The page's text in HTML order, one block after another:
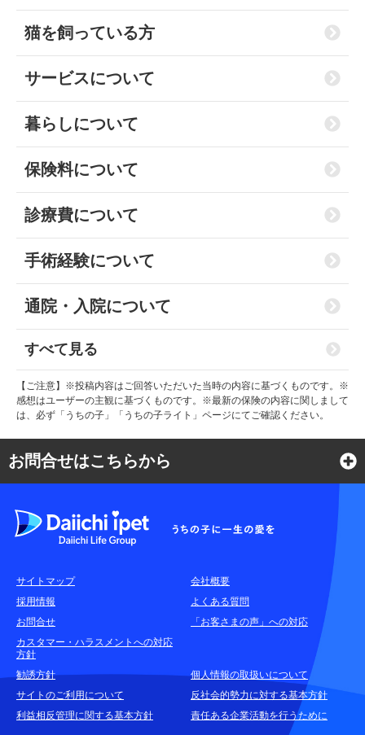
猫を飼っている方
サービスについて
暮らしについて
保険料について
診療費について
手術経験について
通院・入院について
すべて見る
【ご注意】※投稿内容はご回答いただいた当時の内容に基づくものです。※
感想はユーザーの主観に基づくものです。※最新の保険の内容に関しまして
は、必ず「うちの子」「うちの子ライト」ページにてご確認ください。
お問合せはこちらから
各種お問合せ窓口
耳や言葉の不自由なお客さまのお問合せ窓口
お申込みをご検討中のお客さま
(商品に関するお問合せ・資料請求)
資料請求はこちら
サイトマップ
会社概要
採用情報
よくある質問
お問合せ
「お客さまの声」への対応
カスタマー・ハラスメントへの対応
方針
勧誘方針
個人情報の取扱いについて
サイトのご利用について
反社会的勢力に対する基本方針
利益相反管理に関する基本方針
責任ある企業活動を行うために